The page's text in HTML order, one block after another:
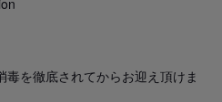
を徹底されてからお迎え頂けま